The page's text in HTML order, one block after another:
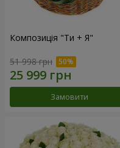
Композиція "Ти + Я"
51 998 грн
Замовити